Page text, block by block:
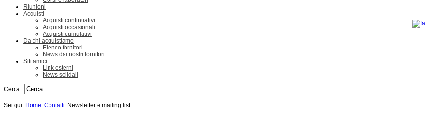
Riunioni
Acquisti
Acquisti continuativi
Acquisti occasionali
Acquisti cumulativi
Da chi acquistiamo
Elenco fornitori
News dai nostri fornitori
Siti amici
Link esterni
News solidali
Cerca...
Sei qui: Home Contatti Newsletter e mailing list